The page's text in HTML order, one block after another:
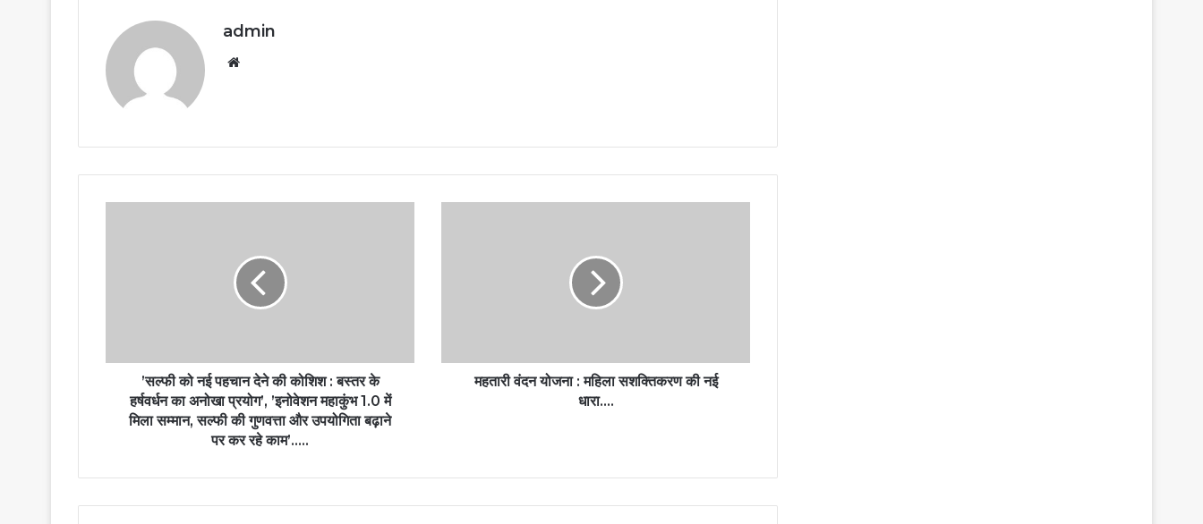
admin
’सल्फी को नई पहचान देने की कोशिश : बस्तर के
हर्षवर्धन का अनोखा प्रयोग’, ’इनोवेशन महाकुंभ 1.0 में
मिला सम्मान, सल्फी की गुणवत्ता और उपयोगिता बढ़ाने
पर कर रहे काम’…..
महतारी वंदन योजना : महिला सशक्तिकरण की नई
धारा….